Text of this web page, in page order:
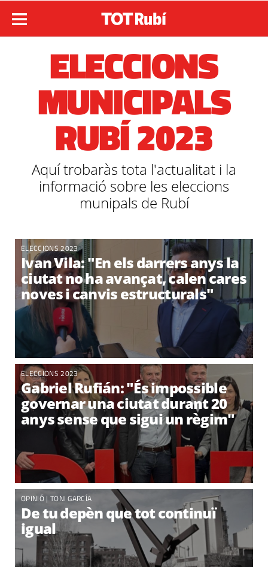
ELECCIONS
MUNICIPALS
RUBÍ 2023
Aquí trobaràs tota l'actualitat i la
informació sobre les eleccions
munipals de Rubí
ELECCIONS 2023
Ivan Vila: "En els darrers anys la
ciutat no ha avançat, calen cares
noves i canvis estructurals"
ELECCIONS 2023
Gabriel Rufián: "És impossible
governar una ciutat durant 20
anys sense que sigui un règim"
OPINIÓ | TONI GARCÍA
De tu depèn que tot continuï
igual